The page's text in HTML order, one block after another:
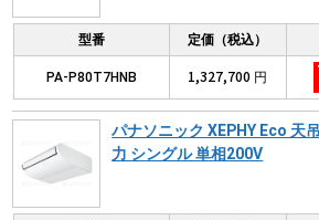
型番 定価（税込）
PA-P80T7HNB 1,327,700 円
パナソニック XEPHY Eco 天
力 シングル 単相200V